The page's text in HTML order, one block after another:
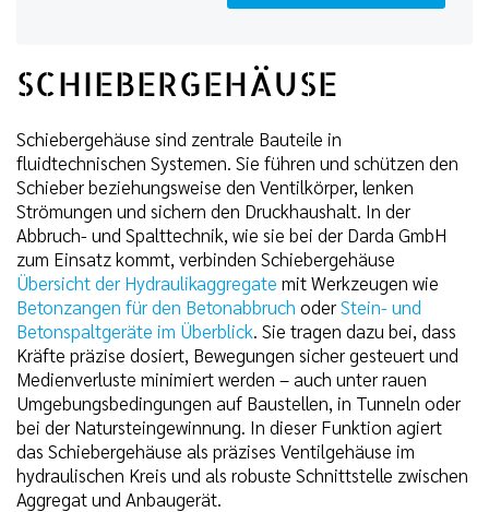
SCHIEBERGEHÄUSE
Schiebergehäuse sind zentrale Bauteile in
fluidtechnischen Systemen. Sie führen und schützen den
Schieber beziehungsweise den Ventilkörper, lenken
Strömungen und sichern den Druckhaushalt. In der
Abbruch- und Spalttechnik, wie sie bei der Darda GmbH
zum Einsatz kommt, verbinden Schiebergehäuse
Übersicht der Hydraulikaggregate mit Werkzeugen wie
Betonzangen für den Betonabbruch oderStein- und
Betonspaltgeräte im Überblick. Sie tragen dazu bei, dass
Kräfte präzise dosiert, Bewegungen sicher gesteuert und
Medienverluste minimiert werden – auch unter rauen
Umgebungsbedingungen auf Baustellen, in Tunneln oder
bei der Natursteingewinnung. In dieser Funktion agiert
das Schiebergehäuse als präzises Ventilgehäuse im
hydraulischen Kreis und als robuste Schnittstelle zwischen
Aggregat und Anbaugerät.